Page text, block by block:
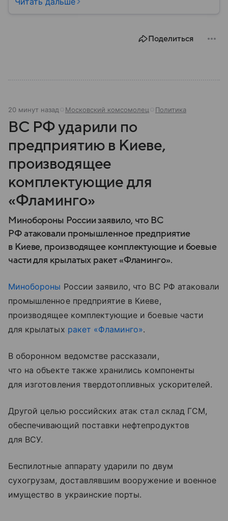
Поделиться
20 минут назад Московский комсомолец Политика
ВС РФ ударили по
предприятию в Киеве,
производящее
комплектующие для
«Фламинго»
Минобороны России заявило, что ВС
РФ атаковали промышленное предприятие
в Киеве, производящее комплектующие и боевые
части для крылатых ракет «Фламинго».
Минобороны России заявило, что ВС РФ атаковали
промышленное предприятие в Киеве,
производящее комплектующие и боевые части
для крылатых ракет «Фламинго».
В оборонном ведомстве рассказали,
что на объекте также хранились компоненты
для изготовления твердотопливных ускорителей.
Другой целью российских атак стал склад ГСМ,
обеспечивающий поставки нефтепродуктов
для ВСУ.
Беспилотные аппарату ударили по двум
сухогрузам, доставлявшим вооружение и военное
имущество в украинские порты.